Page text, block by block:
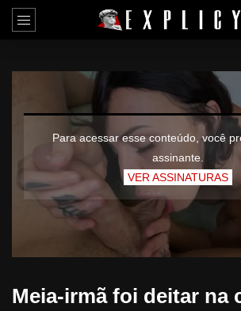
Para acessar esse conteúdo, você
assinante.
VER ASSINATURAS
Meia-irmã foi deitar na